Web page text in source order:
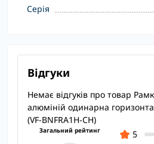
Серія
Відгуки
Немає відгуків про товар
алюміній одинарна
(VF-BNFRA1H-CH)
Загальний рейтинг 5